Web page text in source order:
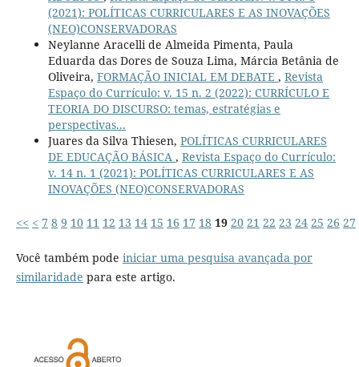
(2021): POLÍTICAS CURRICULARES E AS INOVAÇÕES
(NEO)CONSERVADORAS
Neylanne Aracelli de Almeida Pimenta, Paula
Eduarda das Dores de Souza Lima, Márcia Betânia de
Oliveira, FORMAÇÃO INICIAL EM DEBATE , Revista
Espaço do Currículo: v. 15 n. 2 (2022): CURRÍCULO E
TEORIA DO DISCURSO: temas, estratégias e
perspectivas...
Juares da Silva Thiesen, POLÍTICAS CURRICULARES
DE EDUCAÇÃO BÁSICA , Revista Espaço do Currículo:
v. 14 n. 1 (2021): POLÍTICAS CURRICULARES E AS
INOVAÇÕES (NEO)CONSERVADORAS
<< < 7 8 9 10 11 12 13 14 15 16 17 18 19 20 21 22 23 24 25 26 27
Você também pode iniciar uma pesquisa avançada por
similaridade para este artigo.